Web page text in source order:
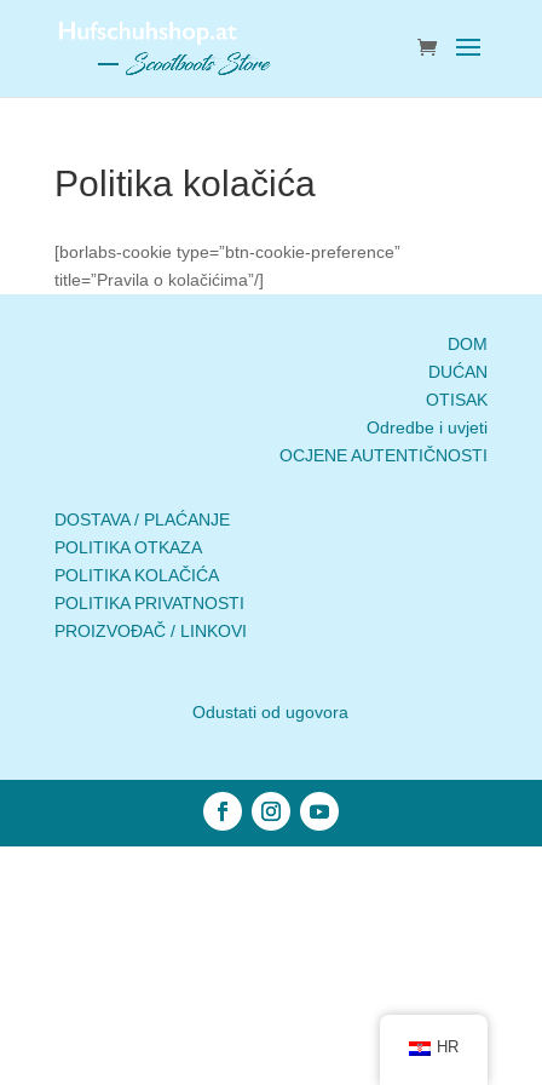
Politika kolačića
[borlabs-cookie type=”btn-cookie-preference”
title=”Pravila o kolačićima”/]
DOM
DUĆAN
OTISAK
Odredbe i uvjeti
OCJENE AUTENTIČNOSTI
DOSTAVA / PLAĆANJE
POLITIKA OTKAZA
POLITIKA KOLAČIĆA
POLITIKA PRIVATNOSTI
PROIZVOĐAČ / LINKOVI
Odustati od ugovora
HR